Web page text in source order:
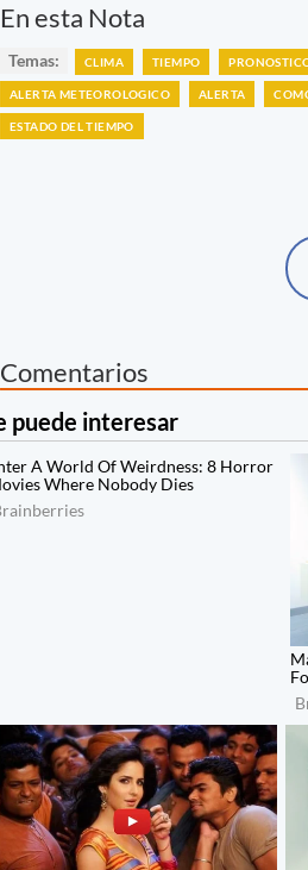
En esta Nota
Temas: CLIMA TIEMPO
ALERTA METEOROLOGICO ALERTA
ESTADO DEL TIEMPO
Comentarios